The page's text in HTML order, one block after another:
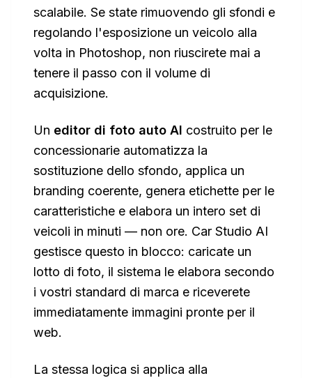
scalabile. Se state rimuovendo gli sfondi e
regolando l'esposizione un veicolo alla
volta in Photoshop, non riuscirete mai a
tenere il passo con il volume di
acquisizione.
Un editor di foto auto AI costruito per le
concessionarie automatizza la
sostituzione dello sfondo, applica un
branding coerente, genera etichette per le
caratteristiche e elabora un intero set di
veicoli in minuti — non ore. Car Studio AI
gestisce questo in blocco: caricate un
lotto di foto, il sistema le elabora secondo
i vostri standard di marca e riceverete
immediatamente immagini pronte per il
web.
La stessa logica si applica alla